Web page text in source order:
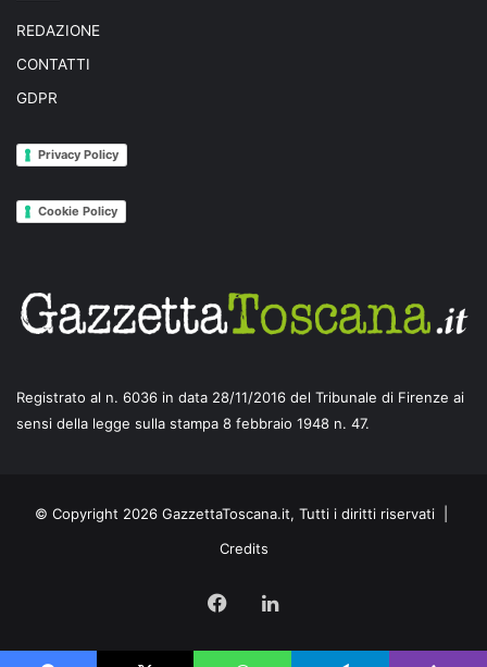
REDAZIONE
CONTATTI
GDPR
Privacy Policy
Cookie Policy
Registrato al n. 6036 in data 28/11/2016 del Tribunale di Firenze ai
sensi della legge sulla stampa 8 febbraio 1948 n. 47.
© Copyright 2026 GazzettaToscana.it, Tutti i diritti riservati |
Credits
FacebookLinkedIn